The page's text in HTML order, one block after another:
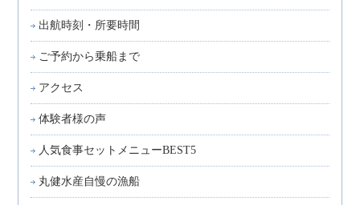
出航時刻・所要時間
ご予約から乗船まで
アクセス
体験者様の声
人気食事セットメニューBEST5
丸健水産自慢の漁船